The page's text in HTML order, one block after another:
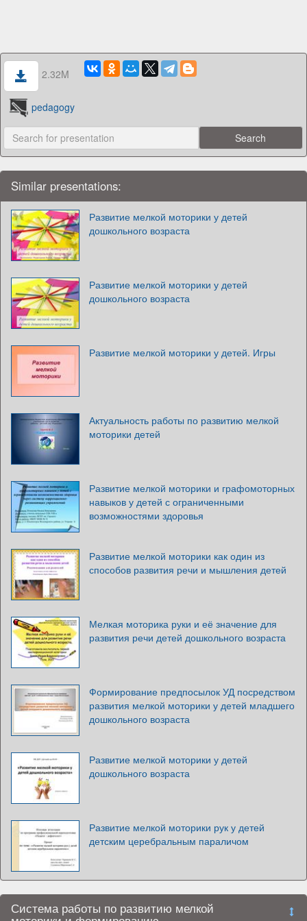
2.32M
pedagogy
Similar presentations:
Развитие мелкой моторики у детей
дошкольного возраста
Развитие мелкой моторики у детей
дошкольного возраста
Развитие мелкой моторики у детей. Игры
Актуальность работы по развитию мелкой
моторики детей
Развитие мелкой моторики и графомоторных
навыков у детей с ограниченными
возможностями здоровья
Развитие мелкой моторики как один из
способов развития речи и мышления детей
Мелкая моторика руки и её значение для
развития речи детей дошкольного возраста
Формирование предпосылок УД посредством
развития мелкой моторики у детей младшего
дошкольного возраста
Развитие мелкой моторики у детей
дошкольного возраста
Развитие мелкой моторики рук у детей
детским церебральным параличом
Система работы по развитию мелкой